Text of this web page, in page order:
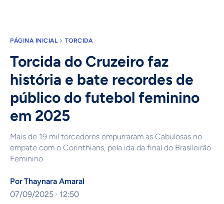
PÁGINA INICIAL TORCIDA
Torcida do Cruzeiro faz
história e bate recordes de
público do futebol feminino
em 2025
Mais de 19 mil torcedores empurraram as Cabulosas no
empate com o Corinthians, pela ida da final do Brasileirão
Feminino
PorThaynara Amaral
07/09/2025 · 12:50